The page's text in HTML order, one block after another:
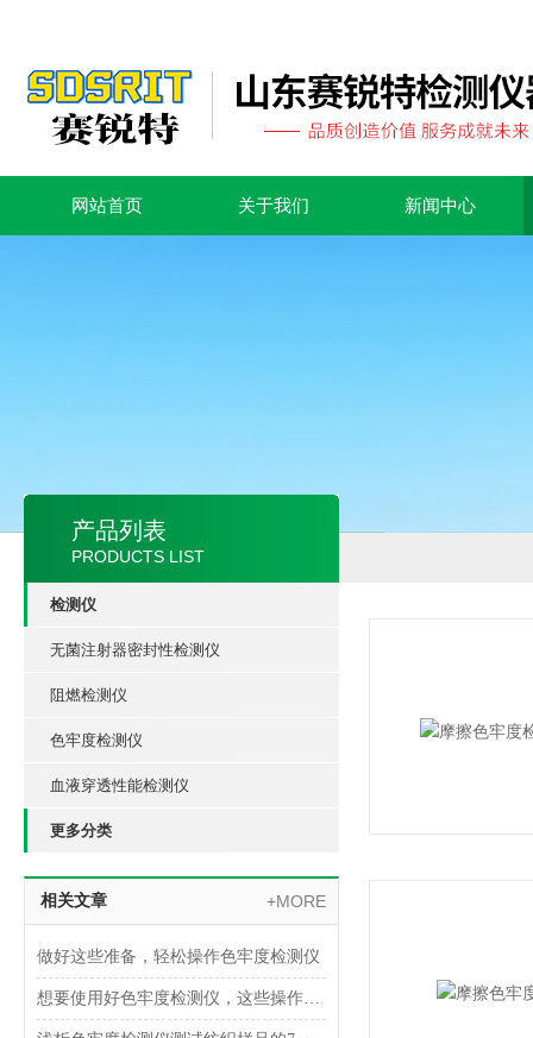
网站首页 关于我们 新闻中心
产品列表
PRODUCTS LIST
检测仪
无菌注射器密封性检测仪
阻燃检测仪
色牢度检测仪
血液穿透性能检测仪
更多分类
相关文章 +MORE
做好这些准备，轻松操作色牢度检测仪
想要使用好色牢度检测仪，这些操作步骤一个也不能少